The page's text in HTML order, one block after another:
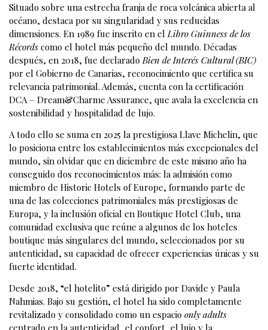
Situado sobre una estrecha franja de roca volcánica abierta al
océano, destaca por su singularidad y sus reducidas
dimensiones. En 1989 fue inscrito en el Libro Guinness de los
Récords como el hotel más pequeño del mundo. Décadas
después, en 2018, fue declarado Bien de Interés Cultural (BIC)
por el Gobierno de Canarias, reconocimiento que certifica su
relevancia patrimonial. Además, cuenta con la certificación
DCA – Dream&Charme Assurance, que avala la excelencia en
sostenibilidad y hospitalidad de lujo.
A todo ello se suma en 2025 la prestigiosa Llave Michelin, que
lo posiciona entre los establecimientos más excepcionales del
mundo, sin olvidar que en diciembre de este mismo año ha
conseguido dos reconocimientos más: la admisión como
miembro de Historic Hotels of Europe, formando parte de
una de las colecciones patrimoniales más prestigiosas de
Europa, y la inclusión oficial en Boutique Hotel Club, una
comunidad exclusiva que reúne a algunos de los hoteles
boutique más singulares del mundo, seleccionados por su
autenticidad, su capacidad de ofrecer experiencias únicas y su
fuerte identidad.
Desde 2018, “el hotelito” está dirigido por Davide y Paula
Nahmias. Bajo su gestión, el hotel ha sido completamente
revitalizado y consolidado como un espacio only adults